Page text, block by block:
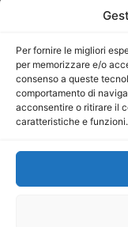
Per fornire le migliori
per memorizzare e/o
consenso a queste
comportamento di
acconsentire o ritirare il
caratteristiche e funzioni.
Direttore
Direttore
Mercurio
iscritta al